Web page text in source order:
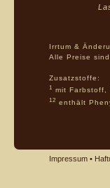
Irrtum &
Alle Preise
Zusatzstoffe:
1 mit Farbstoff,
12 enthält
Impressum •